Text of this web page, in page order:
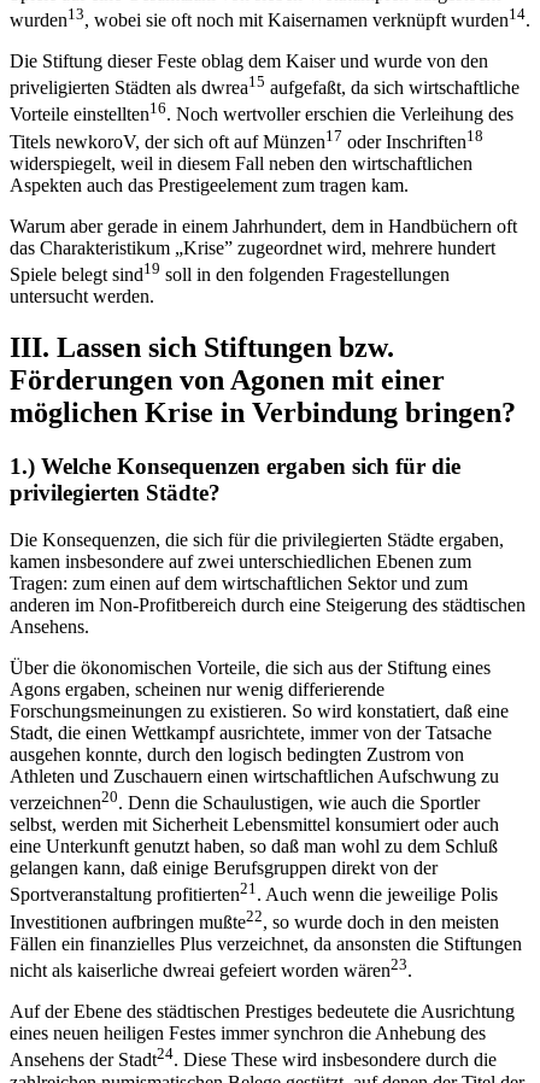
wurden13, wobei sie oft noch mit Kaisernamen verknüpft wurden14.
Die Stiftung dieser Feste oblag dem Kaiser und wurde von den
priveligierten Städten als dwrea15 aufgefaßt, da sich wirtschaftliche
Vorteile einstellten16. Noch wertvoller erschien die Verleihung des
Titels newkoroV, der sich oft auf Münzen17 oder Inschriften18
widerspiegelt, weil in diesem Fall neben den wirtschaftlichen
Aspekten auch das Prestigeelement zum tragen kam.
Warum aber gerade in einem Jahrhundert, dem in Handbüchern oft
das Charakteristikum „Krise” zugeordnet wird, mehrere hundert
Spiele belegt sind19 soll in den folgenden Fragestellungen
untersucht werden.
III. Lassen sich Stiftungen bzw.
Förderungen von Agonen mit einer
möglichen Krise in Verbindung bringen?
1.) Welche Konsequenzen ergaben sich für die
privilegierten Städte?
Die Konsequenzen, die sich für die privilegierten Städte ergaben,
kamen insbesondere auf zwei unterschiedlichen Ebenen zum
Tragen: zum einen auf dem wirtschaftlichen Sektor und zum
anderen im Non-Profitbereich durch eine Steigerung des städtischen
Ansehens.
Über die ökonomischen Vorteile, die sich aus der Stiftung eines
Agons ergaben, scheinen nur wenig differierende
Forschungsmeinungen zu existieren. So wird konstatiert, daß eine
Stadt, die einen Wettkampf ausrichtete, immer von der Tatsache
ausgehen konnte, durch den logisch bedingten Zustrom von
Athleten und Zuschauern einen wirtschaftlichen Aufschwung zu
verzeichnen20. Denn die Schaulustigen, wie auch die Sportler
selbst, werden mit Sicherheit Lebensmittel konsumiert oder auch
eine Unterkunft genutzt haben, so daß man wohl zu dem Schluß
gelangen kann, daß einige Berufsgruppen direkt von der
Sportveranstaltung profitierten21. Auch wenn die jeweilige Polis
Investitionen aufbringen mußte22, so wurde doch in den meisten
Fällen ein finanzielles Plus verzeichnet, da ansonsten die Stiftungen
nicht als kaiserliche dwreai gefeiert worden wären23.
Auf der Ebene des städtischen Prestiges bedeutete die Ausrichtung
eines neuen heiligen Festes immer synchron die Anhebung des
Ansehens der Stadt24. Diese These wird insbesondere durch die